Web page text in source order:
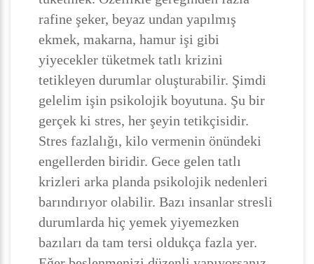
rafine şeker, beyaz undan yapılmış
ekmek, makarna, hamur işi gibi
yiyecekler tüketmek tatlı krizini
tetikleyen durumlar oluşturabilir. Şimdi
gelelim işin psikolojik boyutuna. Şu bir
gerçek ki stres, her şeyin tetikçisidir.
Stres fazlalığı, kilo vermenin önündeki
engellerden biridir. Gece gelen tatlı
krizleri arka planda psikolojik nedenleri
barındırıyor olabilir. Bazı insanlar stresli
durumlarda hiç yemek yiyemezken
bazıları da tam tersi oldukça fazla yer.